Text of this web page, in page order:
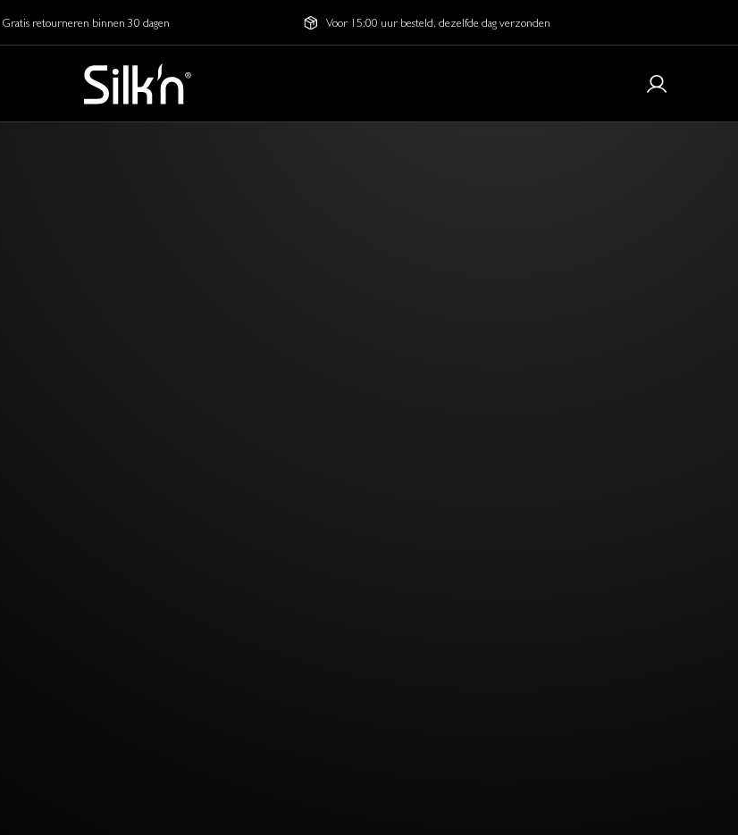
Gratis retourneren binnen 30 dagen Voor 15:00 uur besteld, dezelfde dag verzonden